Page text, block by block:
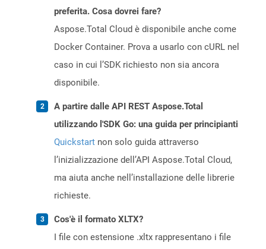
preferita. Cosa dovrei fare?
Aspose.Total Cloud è disponibile anche come
Docker Container. Prova a usarlo con cURL nel
caso in cui l’SDK richiesto non sia ancora
disponibile.
A partire dalle API REST Aspose.Total
utilizzando l'SDK Go: una guida per principianti
Quickstart non solo guida attraverso
l’inizializzazione dell’API Aspose.Total Cloud,
ma aiuta anche nell’installazione delle librerie
richieste.
Cos'è il formato XLTX?
I file con estensione .xltx rappresentano i file